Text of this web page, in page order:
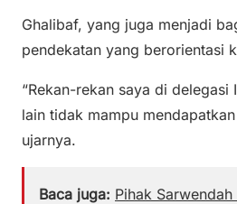
Ghalibaf, yang juga menjadi
pendekatan yang berorientasi
“Rekan-rekan saya di
lain tidak mampu
ujarnya.
Baca juga: Pihak